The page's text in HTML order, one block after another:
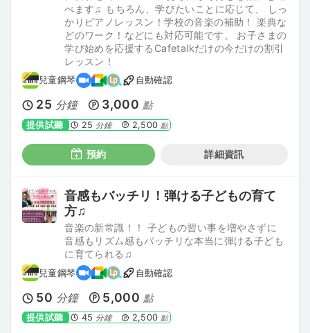
べます♫ もちろん、学びたいことに応じて、 しっ
かりピアノレッスン！学校の音楽の補助！ 楽典な
どのワーク！などにも対応可能です。 お子さまの
学び始めを応援するCafetalkだけの今だけの割引
レッスン！
兒童鋼琴 自動確認
25 分鐘 3,000 點
提供試聽 25 分鐘 2,500 點
預約 詳細資訊
音感もバッチリ！弾ける子どもの育て
方♫
音楽の新常識！！ 子どもの習い事を増やさずに
音感もリズム感もバッチリな本当に弾ける子ども
に育てられる♫
兒童鋼琴 自動確認
50 分鐘 5,000 點
提供試聽 45 分鐘 2,500 點